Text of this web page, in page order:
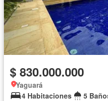
$ 830.000.000
Yaguará
4 Habitaciones
5